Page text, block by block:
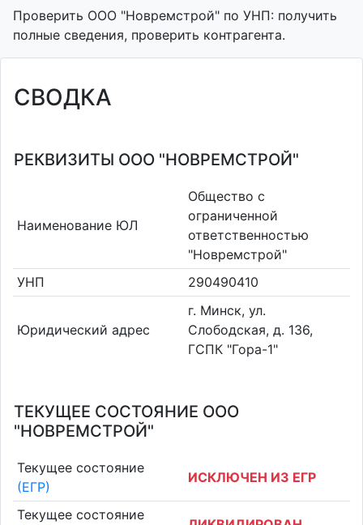
Проверить ООО "Новремстрой" по УНП: получить
полные сведения, проверить контрагента.
СВОДКА
РЕКВИЗИТЫ ООО "НОВРЕМСТРОЙ"
Наименование ЮЛ
Общество с
ограниченной
ответственностью
"Новремстрой"
УНП
290490410
Юридический адрес
г. Минск, ул.
Слободская, д. 136,
ГСПК "Гора-1"
ТЕКУЩЕЕ СОСТОЯНИЕ ООО
"НОВРЕМСТРОЙ"
Текущее состояние
(ЕГР)
ИСКЛЮЧЕН ИЗ ЕГР
Текущее состояние